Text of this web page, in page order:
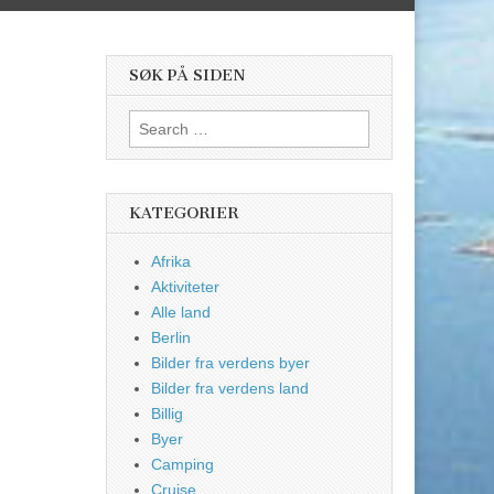
SØK PÅ SIDEN
Search
for:
KATEGORIER
Afrika
Aktiviteter
Alle land
Berlin
Bilder fra verdens byer
Bilder fra verdens land
Billig
Byer
Camping
Cruise